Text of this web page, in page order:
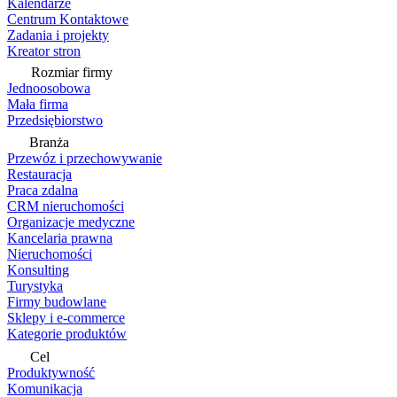
Kalendarze
Centrum Kontaktowe
Zadania i projekty
Kreator stron
Rozmiar firmy
Jednoosobowa
Mała firma
Przedsiębiorstwo
Branża
Przewóz i przechowywanie
Restauracja
Praca zdalna
CRM nieruchomości
Organizacje medyczne
Kancelaria prawna
Nieruchomości
Konsulting
Turystyka
Firmy budowlane
Sklepy i e-commerce
Kategorie produktów
Cel
Produktywność
Komunikacja